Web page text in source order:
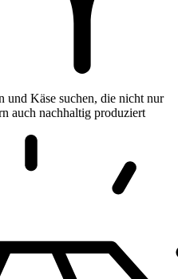
und Käse suchen, die nicht nur
auch nachhaltig produziert